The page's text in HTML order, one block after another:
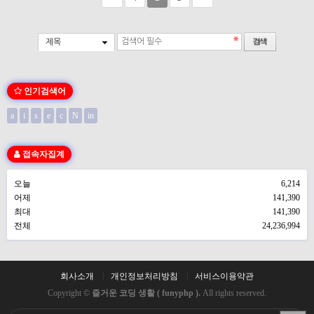
제목
인기검색어
a i s e c N in
접속자집계
오늘
6,214
어제
141,390
최대
141,390
전체
24,236,994
회사소개 개인정보처리방침
서비스이용약관
Copyright © 즐거운 코딩 생활 ( funyphp ). All rights reserved.